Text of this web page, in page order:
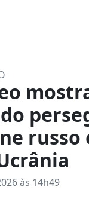
russo
às 14h49